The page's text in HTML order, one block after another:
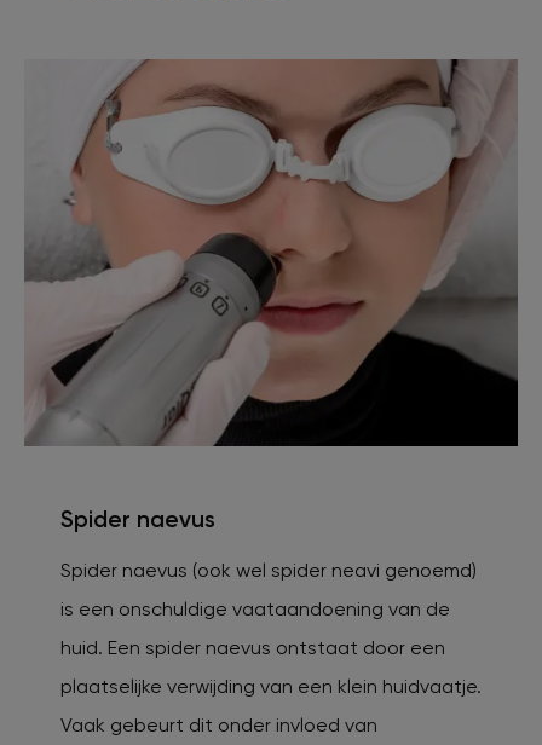
Spider naevus
Spider naevus (ook wel spider neavi genoemd)
is een onschuldige vaataandoening van de
huid. Een spider naevus ontstaat door een
plaatselijke verwijding van een klein huidvaatje.
Vaak gebeurt dit onder invloed van